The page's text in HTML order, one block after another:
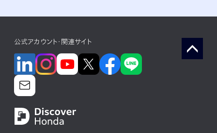
公式アカウント・関連サイト